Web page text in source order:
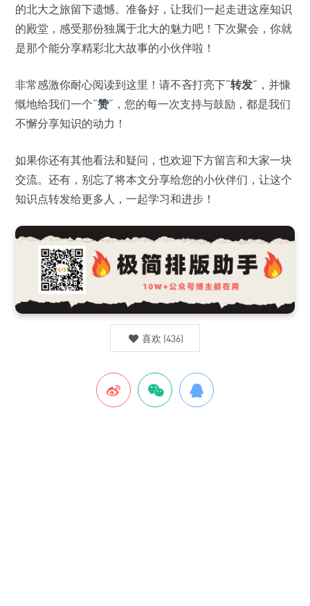
的北大之旅留下遗憾。准备好，让我们一起走进这座知识
的殿堂，感受那份独属于北大的魅力吧！下次聚会，你就
是那个能分享精彩北大故事的小伙伴啦！
非常感激你耐心阅读到这里！请不吝打亮下“转发”，并慷
慨地给我们一个“赞”，您的每一次支持与鼓励，都是我们
不懈分享知识的动力！
如果你还有其他看法和疑问，也欢迎下方留言和大家一块
交流。还有，别忘了将本文分享给您的小伙伴们，让这个
知识点转发给更多人，一起学习和进步！
喜欢 (436)